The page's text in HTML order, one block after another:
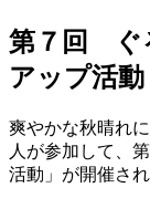
第７回 ぐ
アップ活動
爽やかな秋晴れ
人が参加して、
活動」が開催され